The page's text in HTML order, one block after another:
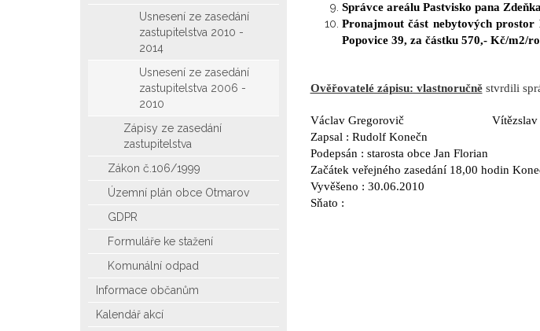
Usnesení ze zasedání
zastupitelstva 2010 -
2014
Usnesení ze zasedání
zastupitelstva 2006 -
2010
Zápisy ze zasedání
zastupitelstva
Zákon č.106/1999
Územní plán obce Otmarov
GDPR
Formuláře ke stažení
Komunální odpad
Informace občanům
Kalendář akcí
Správce areálu Pastvisko pana
Pronajmout část nebytových prostor
Popovice 39, za částku 570,- Kč/m2/
Ověřovatelé zápisu: vlastnoručněstvrdili
Václav Gregorovič Vítězslav
Zapsal : Rudolf Konečn
Podepsán : starosta obce Jan Florian
Začátek veřejného zasedání 18,00 hodin
Vyvěšeno : 30.06.2010
Sňato :